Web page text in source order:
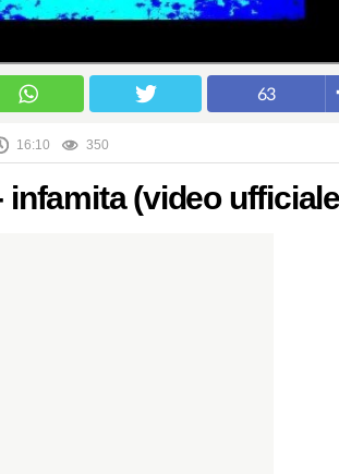
63
16:10 350
infamita (video